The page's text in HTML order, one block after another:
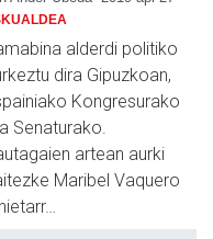
alderdi politiko
dira Gipuzkoan,
Kongresurako
Senaturako.
artean aurki
Maribel Vaquero